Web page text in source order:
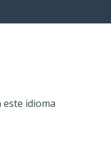
idioma